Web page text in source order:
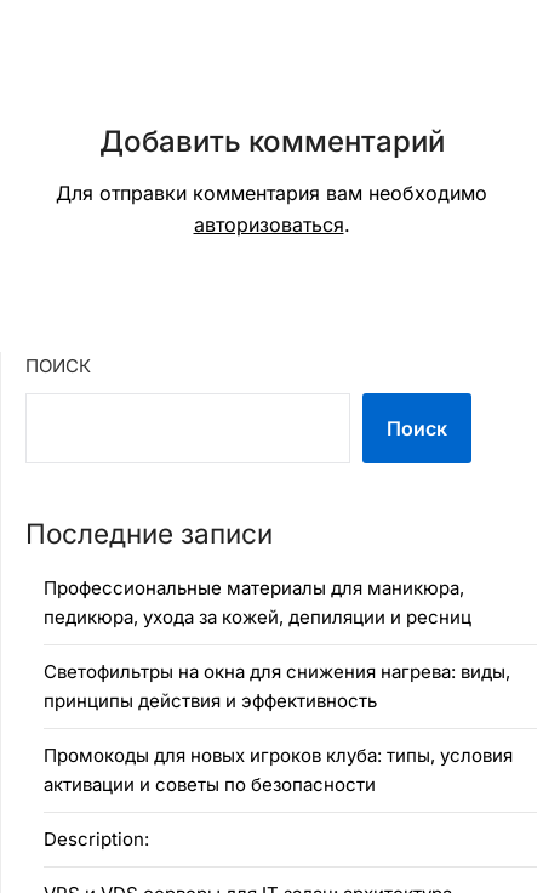
Добавить комментарий
Для отправки комментария вам необходимо
авторизоваться.
ПОИСК
Поиск
Последние записи
Профессиональные материалы для маникюра,
педикюра, ухода за кожей, депиляции и ресниц
Светофильтры на окна для снижения нагрева: виды,
принципы действия и эффективность
Промокоды для новых игроков клуба: типы, условия
активации и советы по безопасности
Description: